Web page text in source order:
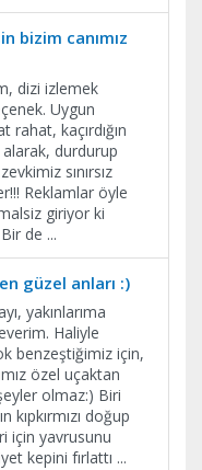
bizim canımız
dizi izlemek
Uygun
rahat, kaçırdığın
alarak, durdurup
sınırsız
Reklamlar öyle
giriyor ki
de ...
güzel anları :)
yakınlarıma
Haliyle
benzeştiğimiz için,
özel uçaktan
olmaz:) Biri
doğup
için yavrusunu
kepini fırlattı ...